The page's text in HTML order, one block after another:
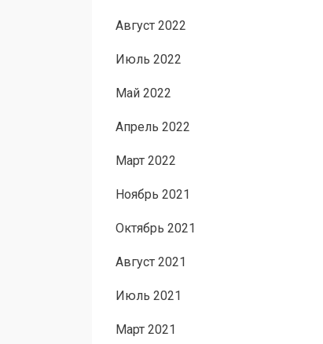
Август 2022
Июль 2022
Май 2022
Апрель 2022
Март 2022
Ноябрь 2021
Октябрь 2021
Август 2021
Июль 2021
Март 2021